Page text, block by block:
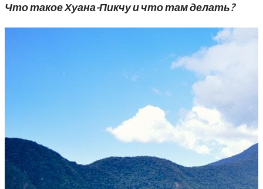
Что такое Хуана-Пикчу и что там делать?